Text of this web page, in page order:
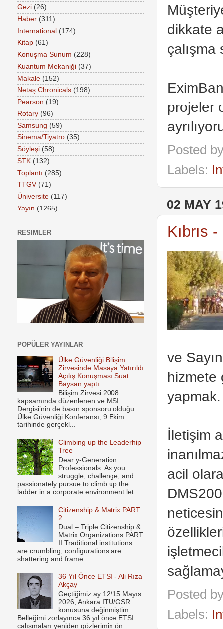
dikkate
çalışma
projeler
Posted
Labels:
02 MAY
Kıbrıs
ve
hizmete
yapmak.
İletişim
acil
Posted
Labels:
Gezi (26)
Haber (311)
International (174)
Kitap (61)
Konuşma Sunum (228)
Kuantum Mekaniği (37)
Makale (152)
Netaş Chronicals (198)
Pearson (19)
Rotary (96)
Samsung (59)
Sinema/Tiyatro (35)
Söyleşi (58)
STK (132)
Toplantı (285)
TTGV (71)
Üniversite (117)
Yayın (1265)
RESIMLER
POPÜLER YAYINLAR
Ülke Güvenliği Bilişim
Zirvesinde Masaya Yatırıldı
Açılış Konuşması Suat
Baysan yaptı
Bilişim Zirvesi 2008
kapsamında düzenlenen ve MSI
Dergisi’nin de basın sponsoru olduğu
Ülke Güvenliği Konferansı, 9 Ekim
tarihinde gerçekl...
Climbing up the Leaderhip
Tree
Dear y-Generation
Professionals. As you
struggle, challenge, and
passionately pursue to climb up the
ladder in a corporate environment let ...
Citizenship & Matrix PART
2
Dual – Triple Citizenship &
Matrix Organizations PART
II Traditional institutions
are crumbling, configurations are
shattering and frame...
36 Yıl Önce ETSI - Ali Rıza
Akçay
Geçtiğimiz ay 12/15 Mayıs
2026, Ankara ITU/GSR
konusuna değinmiştim.
Belleğimi zorlayınca 36 yıl önce ETSI
çalışmaları yeniden gözlerimin ön...